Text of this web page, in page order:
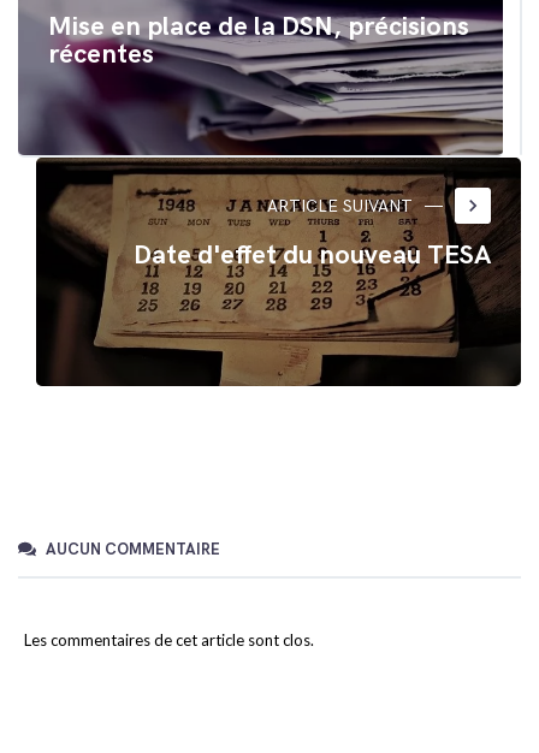
Mise en place de la DSN, précisions
récentes
ARTICLE SUIVANT keyboard_arrow_right
Date d'effet du nouveau TESA
AUCUN COMMENTAIRE
Les commentaires de cet article sont clos.